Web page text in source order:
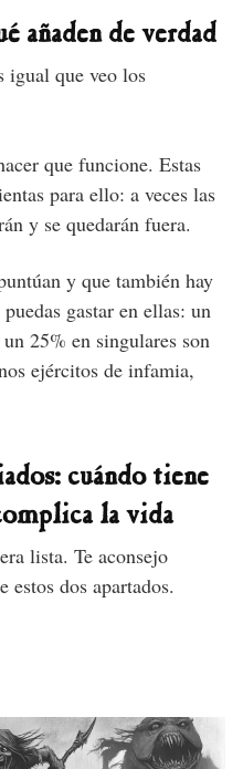
añaden de verdad
igual que veo los
que funcione. Estas
para ello: a veces las
y se quedarán fuera.
y que también hay
gastar en ellas: un
25% en singulares son
ejércitos de infamia,
cuándo tiene
la vida
lista. Te aconsejo
estos dos apartados.